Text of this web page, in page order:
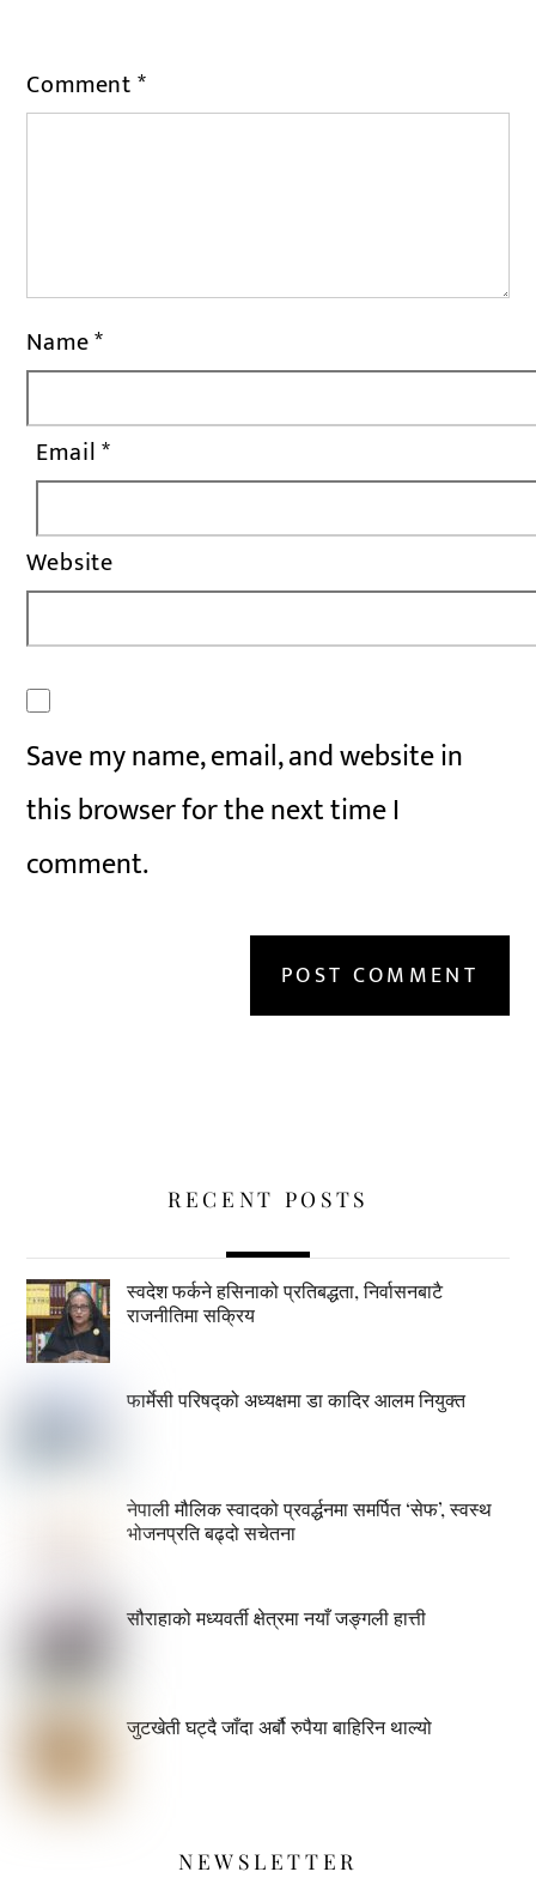
Comment*
Name*
Email*
Website
Save my name, email, and website in
this browser for the next time I
comment.
RECENT POSTS
स्वदेश फर्कने हसिनाको प्रतिबद्धता, निर्वासनबाटै
राजनीतिमा सक्रिय
फार्मेसी परिषद्को अध्यक्षमा डा कादिर आलम नियुक्त
नेपाली मौलिक स्वादको प्रवर्द्धनमा समर्पित ‘सेफ’, स्वस्थ
भोजनप्रति बढ्दो सचेतना
सौराहाको मध्यवर्ती क्षेत्रमा नयाँ जङ्गली हात्ती
जुटखेती घट्दै जाँदा अर्बौ रुपैया बाहिरिन थाल्यो
NEWSLETTER